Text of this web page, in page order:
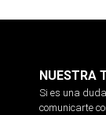
NUESTRA
Si es una
comunicarte